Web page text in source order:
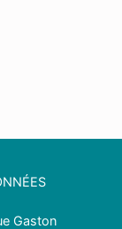
Gaston